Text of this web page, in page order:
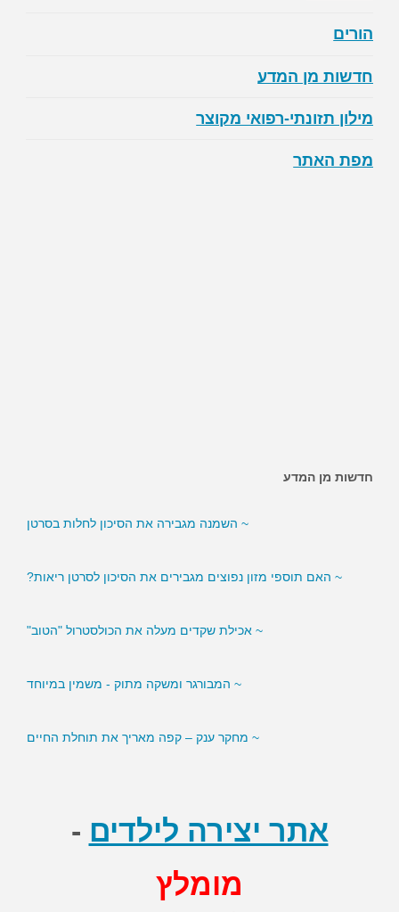
הורים
חדשות מן המדע
מילון תזונתי-רפואי מקוצר
מפת האתר
חדשות מן המדע
~ השמנה מגבירה את הסיכון לחלות בסרטן
~ האם תוספי מזון נפוצים מגבירים את הסיכון לסרטן ריאות?
~ אכילת שקדים מעלה את הכולסטרול "הטוב"
~ המבורגר ומשקה מתוק - משמין במיוחד
~ מחקר ענק – קפה מאריך את תוחלת החיים
אתר יצירה לילדים -
מומלץ